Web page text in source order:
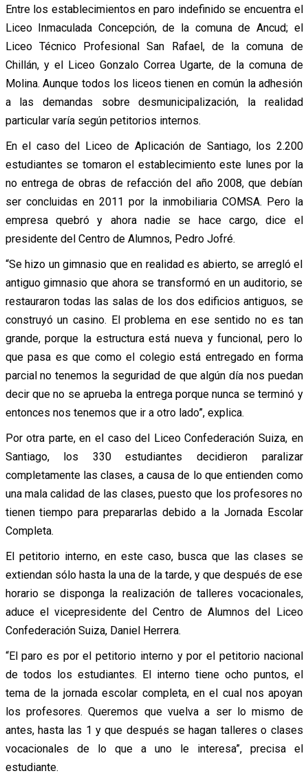
Entre los establecimientos en paro indefinido se encuentra el
Liceo Inmaculada Concepción, de la comuna de Ancud; el
Liceo Técnico Profesional San Rafael, de la comuna de
Chillán, y el Liceo Gonzalo Correa Ugarte, de la comuna de
Molina. Aunque todos los liceos tienen en común la adhesión
a las demandas sobre desmunicipalización, la realidad
particular varía según petitorios internos.
En el caso del Liceo de Aplicación de Santiago, los 2.200
estudiantes se tomaron el establecimiento este lunes por la
no entrega de obras de refacción del año 2008, que debían
ser concluidas en 2011 por la inmobiliaria COMSA. Pero la
empresa quebró y ahora nadie se hace cargo, dice el
presidente del Centro de Alumnos, Pedro Jofré.
“Se hizo un gimnasio que en realidad es abierto, se arregló el
antiguo gimnasio que ahora se transformó en un auditorio, se
restauraron todas las salas de los dos edificios antiguos, se
construyó un casino. El problema en ese sentido no es tan
grande, porque la estructura está nueva y funcional, pero lo
que pasa es que como el colegio está entregado en forma
parcial no tenemos la seguridad de que algún día nos puedan
decir que no se aprueba la entrega porque nunca se terminó y
entonces nos tenemos que ir a otro lado”, explica.
Por otra parte, en el caso del Liceo Confederación Suiza, en
Santiago, los 330 estudiantes decidieron paralizar
completamente las clases, a causa de lo que entienden como
una mala calidad de las clases, puesto que los profesores no
tienen tiempo para prepararlas debido a la Jornada Escolar
Completa.
El petitorio interno, en este caso, busca que las clases se
extiendan sólo hasta la una de la tarde, y que después de ese
horario se disponga la realización de talleres vocacionales,
aduce el vicepresidente del Centro de Alumnos del Liceo
Confederación Suiza, Daniel Herrera.
“El paro es por el petitorio interno y por el petitorio nacional
de todos los estudiantes. El interno tiene ocho puntos, el
tema de la jornada escolar completa, en el cual nos apoyan
los profesores. Queremos que vuelva a ser lo mismo de
antes, hasta las 1 y que después se hagan talleres o clases
vocacionales de lo que a uno le interesa”, precisa el
estudiante.